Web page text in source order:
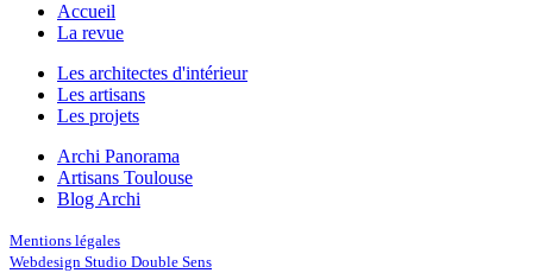
Accueil
La revue
Les architectes d'intérieur
Les artisans
Les projets
Archi Panorama
Artisans Toulouse
Blog Archi
Mentions légales
Webdesign Studio Double Sens